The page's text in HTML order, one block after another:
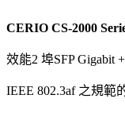
CERIO CS-2000
效能2 埠SFP Gigabit
IEEE 802.3af 之規範